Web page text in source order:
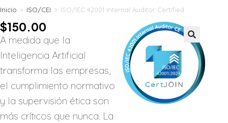
Inicio > ISO/CEI > ISO/IEC 42001 Internal Auditor Certified
🔍
$150.00
A medida que la
Inteligencia Artificial
transforma las empresas,
el cumplimiento normativo
y la supervisión ética son
más críticos que nunca. La